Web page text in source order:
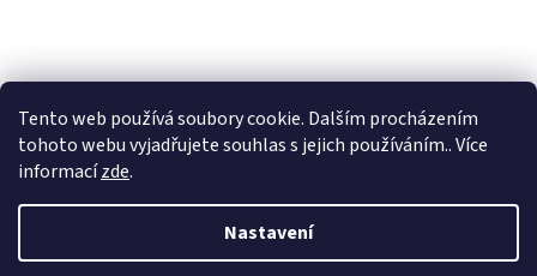
Tento web používá soubory cookie. Dalším procházením
tohoto webu vyjadřujete souhlas s jejich používáním.. Více
informacízde.
Nastavení
Vytvořil Shoptet
Copyright 2026
Upravit nastavení cookies